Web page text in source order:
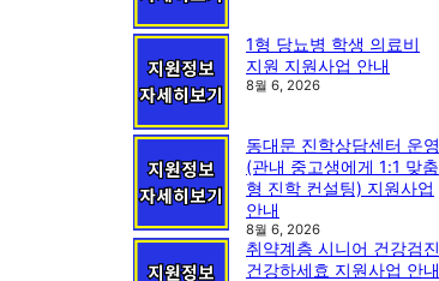
1형 당뇨병 학생 의료비
지원 지원사업 안내
8월 6, 2026
동대문 진학상담센터 운영
(관내 중고생에게 1:1 맞춤
형 진학 컨설팅) 지원사업
안내
8월 6, 2026
취약계층 시니어 건강검진
건강하세효 지원사업 안내